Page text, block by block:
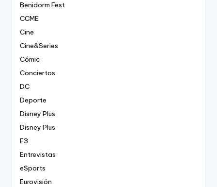
Benidorm Fest
CCME
Cine
Cine&Series
Cómic
Conciertos
DC
Deporte
Disney Plus
Disney Plus
E3
Entrevistas
eSports
Eurovisión